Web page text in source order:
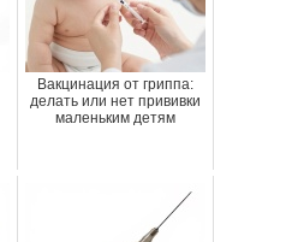
Вакцинация от гриппа:
делать или нет прививки
маленьким детям